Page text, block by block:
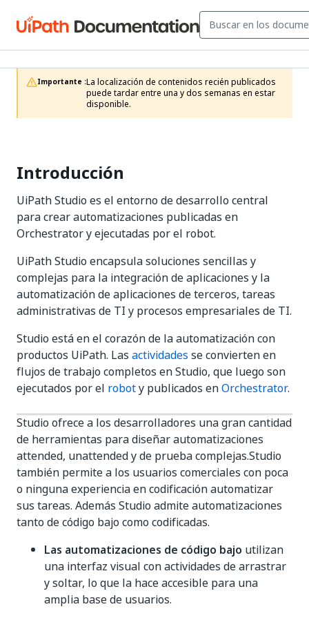
Importante :La localización de contenidos recién publicados
puede tardar entre una y dos semanas en estar
disponible.
Introducción
UiPath Studio es el entorno de desarrollo central
para crear automatizaciones publicadas en
Orchestrator y ejecutadas por el robot.
UiPath Studio encapsula soluciones sencillas y
complejas para la integración de aplicaciones y la
automatización de aplicaciones de terceros, tareas
administrativas de TI y procesos empresariales de TI.
Studio está en el corazón de la automatización con
productos UiPath. Las actividades se convierten en
flujos de trabajo completos en Studio, que luego son
ejecutados por el roboty publicados enOrchestrator.
Studio ofrece a los desarrolladores una gran cantidad
de herramientas para diseñar automatizaciones
attended, unattended y de prueba complejas.Studio
también permite a los usuarios comerciales con poca
o ninguna experiencia en codificación automatizar
sus tareas. Además Studio admite automatizaciones
tanto de código bajo como codificadas.
Las automatizaciones de código bajo utilizan
una interfaz visual con actividades de arrastrar
y soltar, lo que la hace accesible para una
amplia base de usuarios.